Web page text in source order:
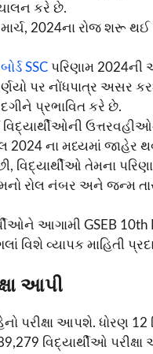
કરે છે.
માર્ચ, 2024ના રોજ શરૂ
SSC પરિણામ
પર નોંધપાત્ર
પ્રભાવિત કરે છે.
વિદ્યાર્થીઓની
2024 ના મધ્યમાં જાહેર
વિદ્યાર્થીઓ તેમના
રોલ નંબર અને જન્મ
આગામી GSEB
વિશે વ્યાપક માહિતી
આપી
આપશે. ધોરણ 12
વિદ્યાર્થીઓ પરીક્ષા